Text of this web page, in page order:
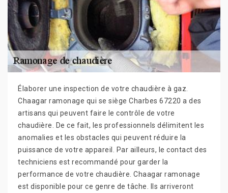
Élaborer une inspection de votre chaudière à gaz.
Chaagar ramonage qui se siège Charbes 67220 a des
artisans qui peuvent faire le contrôle de votre
chaudière. De ce fait, les professionnels délimitent les
anomalies et les obstacles qui peuvent réduire la
puissance de votre appareil. Par ailleurs, le contact des
techniciens est recommandé pour garder la
performance de votre chaudière. Chaagar ramonage
est disponible pour ce genre de tâche. Ils arriveront